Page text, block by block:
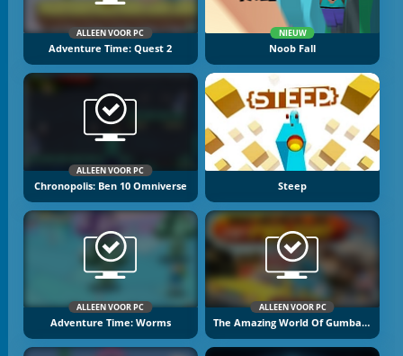
ALLEEN VOOR PC
Adventure Time: Quest 2
NIEUW
Noob Fall
ALLEEN VOOR PC
Chronopolis: Ben 10 Omniverse Steep
ALLEEN VOOR PC
Adventure Time: Worms
ALLEEN VOOR PC
The Amazing World Of Gumball: Wheels Of Rage